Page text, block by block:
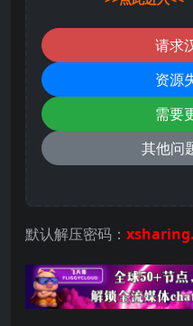
请求
资源
需要
其他问
默认解压密码：